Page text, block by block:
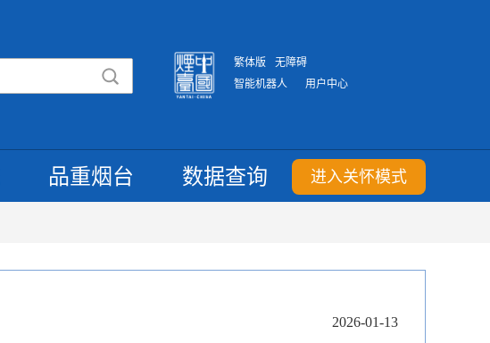
繁体版
无障碍
智能机器人
用户中心
品重烟台 数据查询 进入关怀模式
2026-01-13